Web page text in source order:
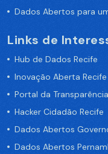
Dados Abertos para
Links de
Hub de Dados Recife
Inovação Aberta Recife
Portal da
Hacker Cidadão Recife
Dados Abertos
Dados Abertos